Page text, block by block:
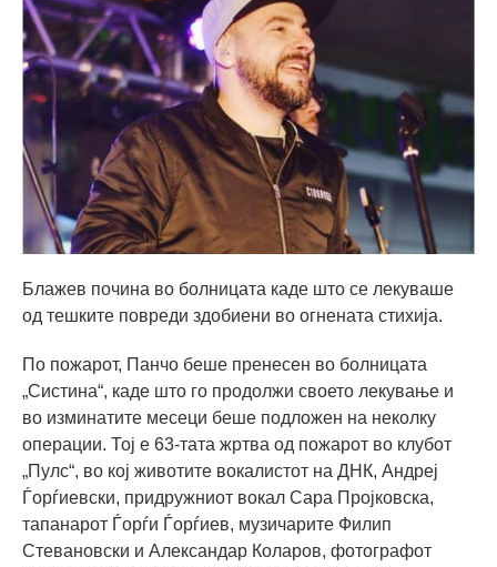
Блажев почина во болницата каде што се лекуваше
од тешките повреди здобиени во огнената стихија.
По пожарот, Панчо беше пренесен во болницата
„Систина“, каде што го продолжи своето лекување и
во изминатите месеци беше подложен на неколку
операции. Тој е 63-тата жртва од пожарот во клубот
„Пулс“, во кој животите вокалистот на ДНК, Андреј
Ѓорѓиевски, придружниот вокал Сара Пројковска,
тапанарот Ѓорѓи Ѓорѓиев, музичарите Филип
Стевановски и Александар Коларов, фотографот